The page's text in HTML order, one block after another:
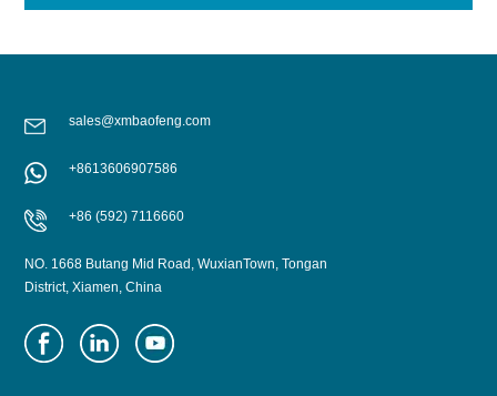
sales@xmbaofeng.com
+8613606907586
+86 (592) 7116660
NO. 1668 Butang Mid Road, WuxianTown, Tongan
District, Xiamen, China